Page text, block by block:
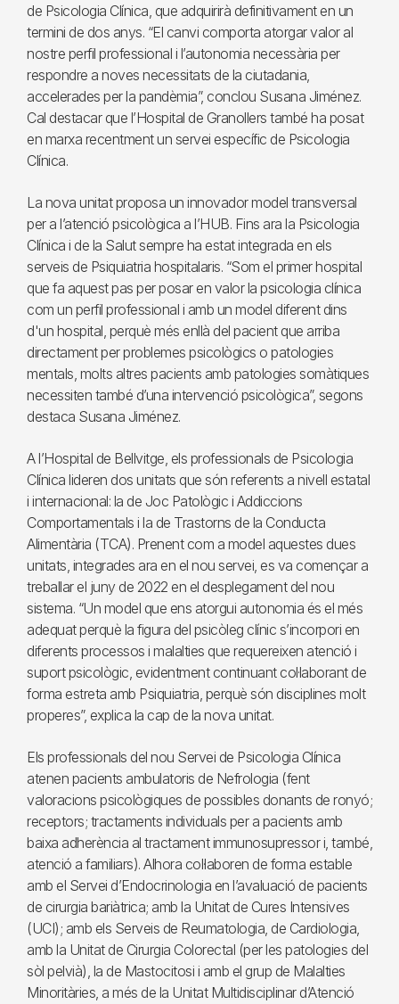
de Psicologia Clínica, que adquirirà definitivament en un
termini de dos anys. “El canvi comporta atorgar valor al
nostre perfil professional i l’autonomia necessària per
respondre a noves necessitats de la ciutadania,
accelerades per la pandèmia”, conclou Susana Jiménez.
Cal destacar que l’Hospital de Granollers també ha posat
en marxa recentment un servei específic de Psicologia
Clínica.
La nova unitat proposa un innovador model transversal
per a l’atenció psicològica a l’HUB. Fins ara la Psicologia
Clínica i de la Salut sempre ha estat integrada en els
serveis de Psiquiatria hospitalaris. “Som el primer hospital
que fa aquest pas per posar en valor la psicologia clínica
com un perfil professional i amb un model diferent dins
d'un hospital, perquè més enllà del pacient que arriba
directament per problemes psicològics o patologies
mentals, molts altres pacients amb patologies somàtiques
necessiten també d’una intervenció psicològica”, segons
destaca Susana Jiménez.
A l’Hospital de Bellvitge, els professionals de Psicologia
Clínica lideren dos unitats que són referents a nivell estatal
i internacional: la de Joc Patològic i Addiccions
Comportamentals i la de Trastorns de la Conducta
Alimentària (TCA). Prenent com a model aquestes dues
unitats, integrades ara en el nou servei, es va començar a
treballar el juny de 2022 en el desplegament del nou
sistema. “Un model que ens atorgui autonomia és el més
adequat perquè la figura del psicòleg clínic s’incorpori en
diferents processos i malalties que requereixen atenció i
suport psicològic, evidentment continuant col·laborant de
forma estreta amb Psiquiatria, perquè són disciplines molt
properes”, explica la cap de la nova unitat.
Els professionals del nou Servei de Psicologia Clínica
atenen pacients ambulatoris de Nefrologia (fent
valoracions psicològiques de possibles donants de ronyó;
receptors; tractaments individuals per a pacients amb
baixa adherència al tractament immunosupressor i, també,
atenció a familiars). Alhora col·laboren de forma estable
amb el Servei d’Endocrinologia en l’avaluació de pacients
de cirurgia bariàtrica; amb la Unitat de Cures Intensives
(UCI); amb els Serveis de Reumatologia, de Cardiologia,
amb la Unitat de Cirurgia Colorectal (per les patologies del
sòl pelvià), la de Mastocitosi i amb el grup de Malalties
Minoritàries, a més de la Unitat Multidisciplinar d’Atenció